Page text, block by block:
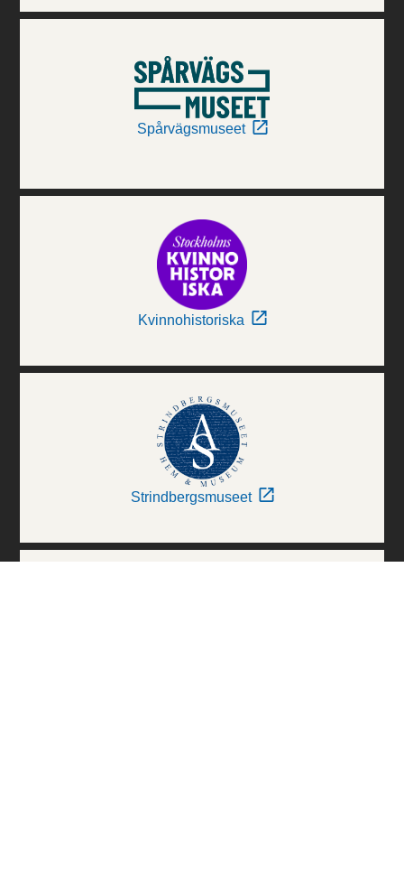
Spårvägsmuseet
Kvinnohistoriska
Strindbergsmuseet